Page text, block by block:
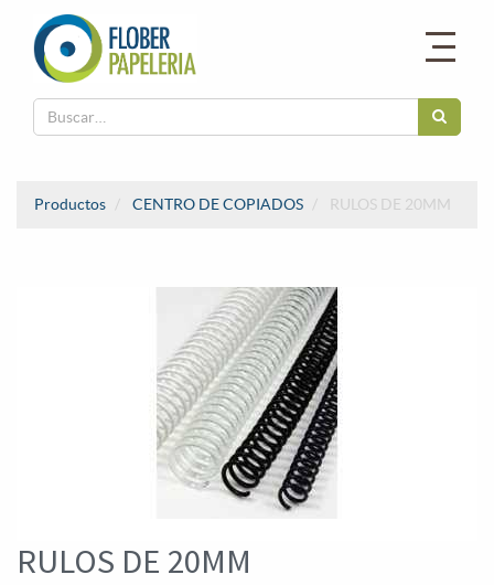
Productos CENTRO DE COPIADOS RULOS DE 20MM
RULOS DE 20MM